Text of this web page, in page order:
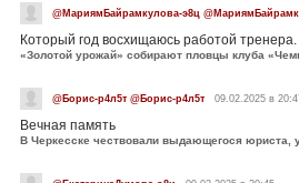
@МариямБайрамкулова-э8ц
Который год восхищаюсь работой
«Золотой урожай» собирают пловцы клуба
@Борис-р4л5т @Борис-р4л5т 09.02.2025 в
Вечная память